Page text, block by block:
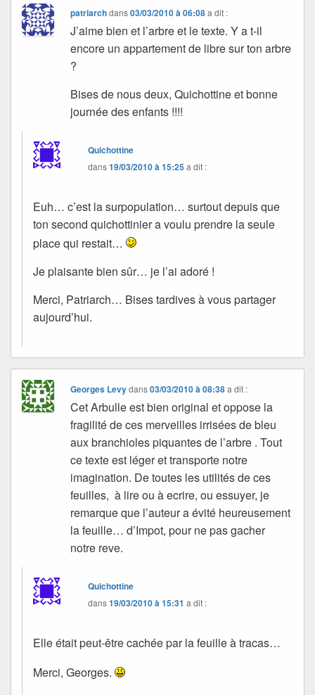
patriarchdans03/03/2010 à 06:08 a dit :
J’aime bien et l’arbre et le texte. Y a t-il
encore un appartement de libre sur ton arbre
?
Bises de nous deux, Quichottine et bonne
journée des enfants !!!!
Quichottine
dans19/03/2010 à 15:25a dit :
Euh… c’est la surpopulation… surtout depuis que
ton second quichottinier a voulu prendre la seule
place qui restait…
Je plaisante bien sûr… je l’ai adoré !
Merci, Patriarch… Bises tardives à vous partager
aujourd’hui.
Georges Levydans03/03/2010 à 08:38 a dit :
Cet Arbulle est bien original et oppose la
fragilité de ces merveilles irrisées de bleu
aux branchioles piquantes de l’arbre . Tout
ce texte est léger et transporte notre
imagination. De toutes les utilités de ces
feuilles, à lire ou à ecrire, ou essuyer, je
remarque que l’auteur a évité heureusement
la feuille… d’Impot, pour ne pas gacher
notre reve.
Quichottine
dans19/03/2010 à 15:31 a dit :
Elle était peut-être cachée par la feuille à tracas…
Merci, Georges.